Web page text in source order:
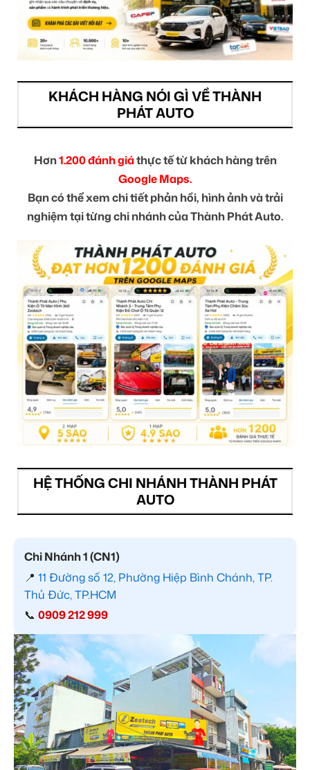
KHÁCH HÀNG NÓI GÌ VỀ THÀNH
PHÁT AUTO
Hơn1.200 đánh giáthực tế từ khách hàng trên
Google Maps.
Bạn có thể xem chi tiết phản hồi, hình ảnh và trải
nghiệm tại từng chi nhánh của Thành Phát Auto.
HỆ THỐNG CHI NHÁNH THÀNH PHÁT
AUTO
Chi Nhánh 1 (CN1)
📍 11 Đường số 12, Phường Hiệp Bình Chánh, TP.
Thủ Đức, TP.HCM
📞 0909 212 999